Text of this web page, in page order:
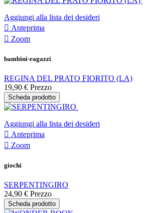
Aggiungi alla lista dei desideri
 Anteprima
 Zoom
bambini-ragazzi
REGINA DEL PRATO FIORITO (LA)
19,90 € Prezzo
Scheda prodotto
Aggiungi alla lista dei desideri
 Anteprima
 Zoom
giochi
SERPENTINGIRO
24,90 € Prezzo
Scheda prodotto